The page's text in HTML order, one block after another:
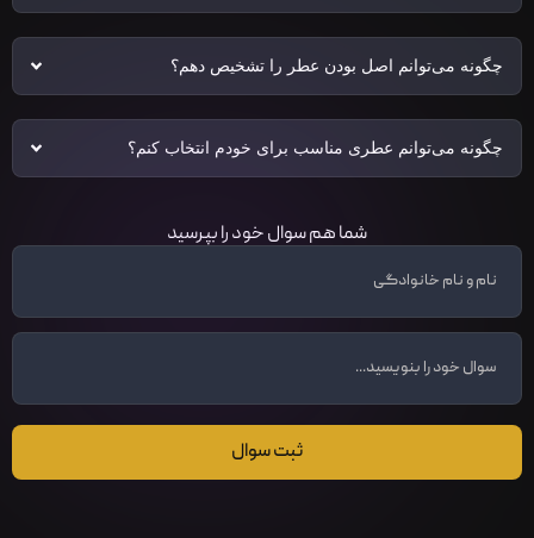
چگونه می‌توانم اصل بودن عطر را تشخیص دهم؟
چگونه می‌توانم عطری مناسب برای خودم انتخاب کنم؟
شما هم سوال خود را بپرسید
ثبت سوال